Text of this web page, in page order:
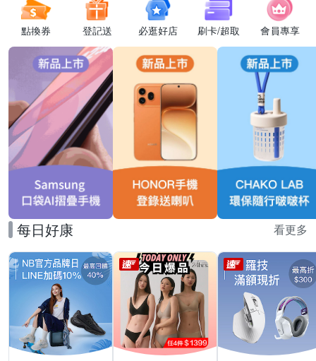
點換券 登記送 必逛好店 刷卡/超取 會員專享
每日好康 看更多